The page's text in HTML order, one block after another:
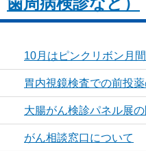
10月はピンクリボン月
胃内視鏡検査での前投
大腸がん検診パネル展
がん相談窓口について